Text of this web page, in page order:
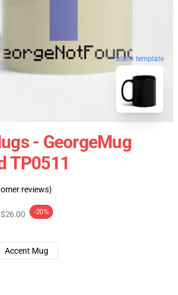
blank template
- GeorgeMug
TP0511
reviews)
$26.00 -20%
Accent Mug